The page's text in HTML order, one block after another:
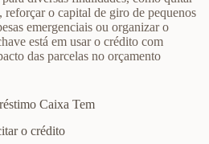
o capital de giro de pequenos
emergenciais ou organizar o
está em usar o crédito com
das parcelas no orçamento
Caixa Tem
o crédito